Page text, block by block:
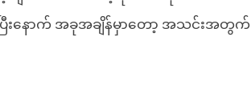
းနောက် အခုအချိန်မှာတော့ အသင်းအတွက်